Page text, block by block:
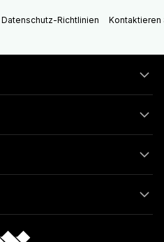
Datenschutz-Richtlinien Kontaktieren